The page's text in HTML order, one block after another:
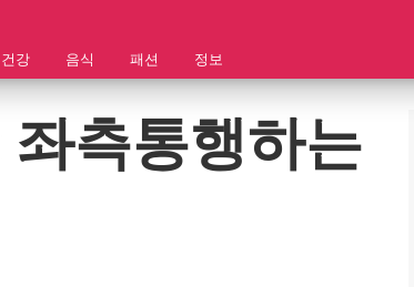
건강 음식 패션 정보
측통행하는